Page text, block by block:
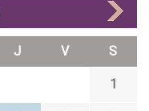
J V S
1